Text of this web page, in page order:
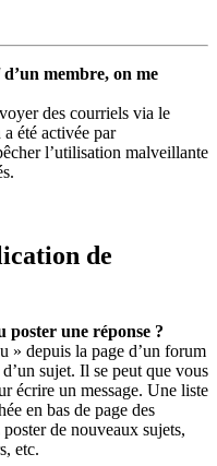
d’un membre, on me
des courriels via le
été activée par
l’utilisation malveillante
de
poster une réponse ?
» depuis la page d’un forum
sujet. Il se peut que vous
écrire un message. Une liste
en bas de page des
poster de nouveaux sujets,
etc.